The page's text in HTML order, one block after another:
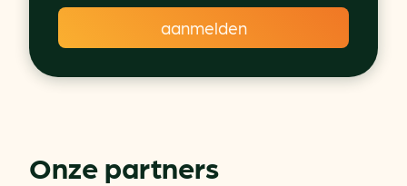
Onze partners